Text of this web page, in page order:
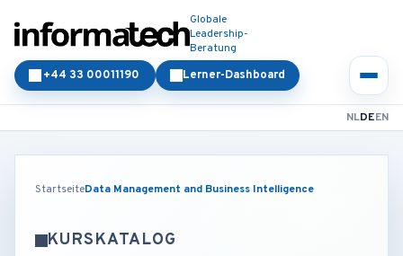
Globale
Leadership-
Beratung
Lerner-Dashboard
+44 33 00011190
NLDEEN
StartseiteData Management and Business Intelligence
KURSKATALOG